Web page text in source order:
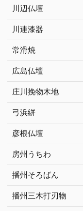
川辺仏壇
川連漆器
常滑焼
広島仏壇
庄川挽物木地
弓浜絣
彦根仏壇
房州うちわ
播州そろばん
播州三木打刃物